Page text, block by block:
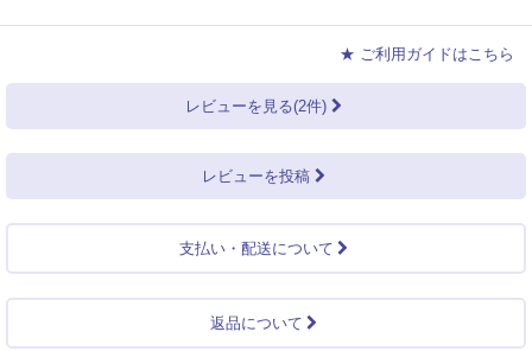
★ ご利用ガイドはこちら
レビューを見る(2件)
レビューを投稿
支払い・配送について
返品について